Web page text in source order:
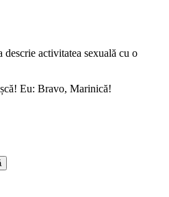
descrie activitatea sexuală cu o
Eu: Bravo, Marinică!